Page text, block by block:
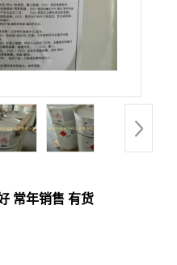
常年销售 有货